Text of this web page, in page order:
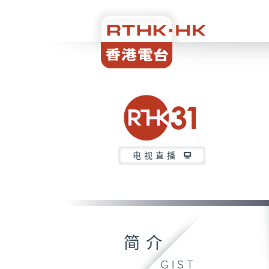
电视直播
简介
GIST